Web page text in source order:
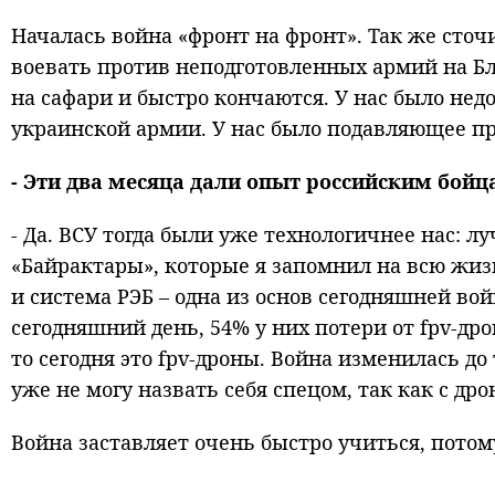
Началась война «фронт на фронт». Так же
воевать против неподготовленных армий на
на сафари и быстро кончаются. У нас было
украинской армии. У нас было подавляющее
- Эти два месяца дали опыт российским
- Да. ВСУ тогда были уже технологичнее нас:
«Байрактары», которые я запомнил на всю
и система РЭБ – одна из основ сегодняшней
сегодняшний день, 54% у них потери от fpv-
то сегодня это fpv-дроны. Война изменилась
уже не могу назвать себя спецом, так как с
Война заставляет очень быстро учиться,